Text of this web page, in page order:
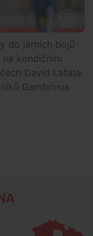
do jarních bojů
kondičním
David Lafata.
Gambrinus